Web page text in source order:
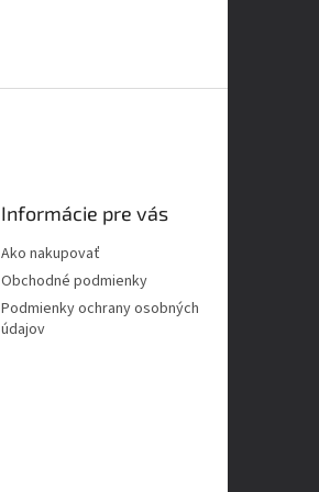
Informácie pre vás
Ako nakupovať
Obchodné podmienky
Podmienky ochrany osobných
údajov